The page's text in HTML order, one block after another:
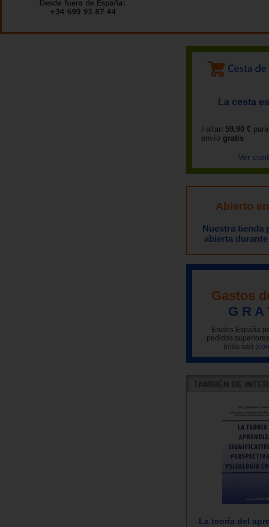
La cesta
Faltan 59,90 €
envío gratis
Ver
Abierto
Nuestra tienda
abierta
Gastos
G R A
Envíos España
pedidos
(más iva)
La teoría del